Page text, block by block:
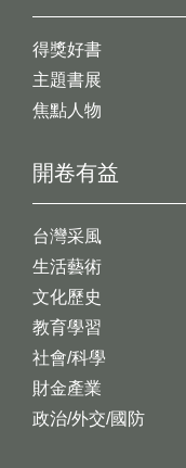
開卷有益
台灣采風
生活藝術
文化歷史
教育學習
社會/科學
財金產業
政治/外交/國防
得獎好書
主題書展
焦點人物